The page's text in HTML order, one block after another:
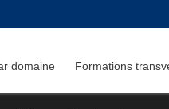
domaine Formations